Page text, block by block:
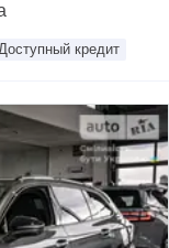
кредит